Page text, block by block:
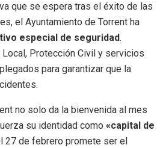
que se espera tras el éxito de las
el Ayuntamiento de Torrent ha
especial de seguridad.
Protección Civil y servicios
para garantizar que la
no solo da la bienvenida al mes
su identidad como «capital de
27 de febrero promete ser el